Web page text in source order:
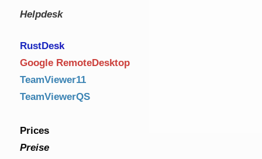
Helpdesk
RustDesk
Google RemoteDesktop
TeamViewer11
TeamViewerQS
Prices
Preise